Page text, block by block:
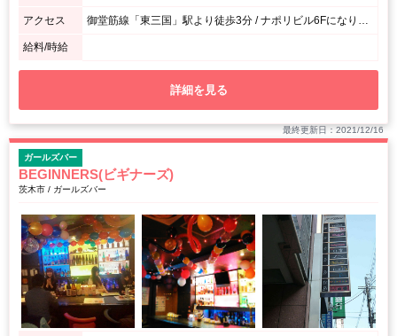
アクセス 御堂筋線「東三国」駅より徒歩3分 / ナポリビル6Fになります。
給料/時給
詳細を見る
最終更新日：2021/12/16
ガールズバー
BEGINNERS(ビギナーズ)
茨木市 / ガールズバー